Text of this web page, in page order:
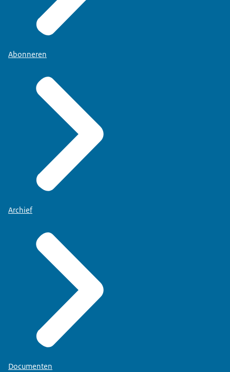
Abonneren
Archief
Documenten